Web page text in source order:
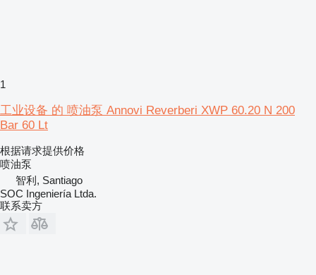
1
工业设备 的 喷油泵 Annovi Reverberi XWP 60.20 N 200
Bar 60 Lt
根据请求提供价格
喷油泵
智利, Santiago
SOC Ingeniería Ltda.
联系卖方